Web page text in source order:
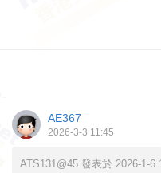
AE367
2026-3-3 11:45
ATS131@45 發表於 2026-1-6